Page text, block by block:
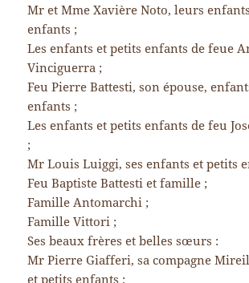
Mr et Mme Xavière Noto, leurs
enfants ;
Les enfants et petits enfants de feue
Vinciguerra ;
Feu Pierre Battesti, son épouse,
enfants ;
Les enfants et petits enfants de feu
;
Mr Louis Luiggi, ses enfants et petits
Feu Baptiste Battesti et famille ;
Famille Antomarchi ;
Famille Vittori ;
Ses beaux frères et belles sœurs :
Mr Pierre Giafferi, sa compagne
et petits enfants ;